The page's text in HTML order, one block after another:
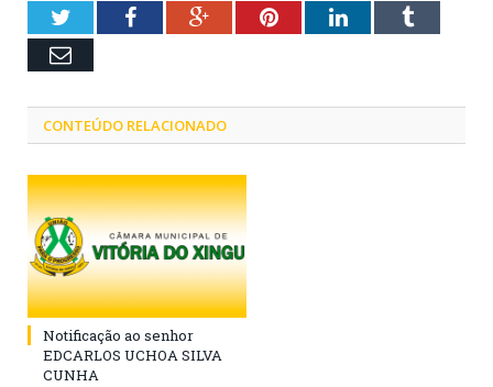
TwitterFacebookGoogle+PinterestLinkedInTumblr
Email
CONTEÚDO RELACIONADO
Notificação ao senhor
EDCARLOS UCHOA SILVA
CUNHA